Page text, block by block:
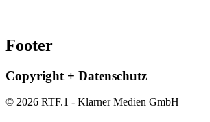
Footer
Copyright + Datenschutz
© 2026 RTF.1 - Klarner Medien GmbH